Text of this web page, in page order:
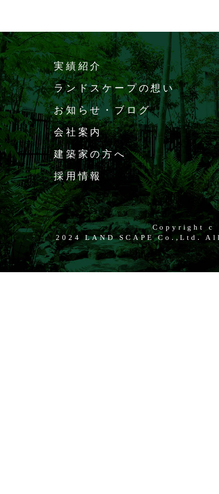
実績紹介
ランドスケープの想い
お知らせ・ブログ
会社案内
建築家の方へ
採用情報
Copyright c
2024 LAND SCAPE Co.,Ltd.